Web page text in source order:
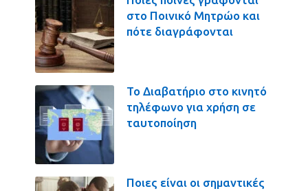
στο Ποινικό Μητρώο και
πότε διαγράφονται
Το Διαβατήριο στο κινητό
τηλέφωνο για χρήση σε
ταυτοποίηση
Ποιες είναι οι σημαντικές